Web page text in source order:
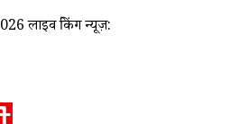
लाइव ब्रेकिंग न्यूज़: